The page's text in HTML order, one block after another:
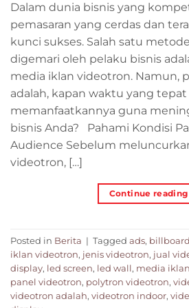
Dalam dunia bisnis yang
pemasaran yang cerdas dan
kunci sukses. Salah satu
digemari oleh pelaku bisnis
media iklan videotron. Namun,
adalah, kapan waktu yang
memanfaatkannya guna
bisnis Anda? Pahami Kondisi
Audience Sebelum
videotron, […]
Continue reading
Posted in Berita | Tagged ads,
iklan videotron, jenis videotron, jual
display, led screen, led wall , media iklan
panel videotron, polytron videotron,
videotron adalah, videotron indoor,